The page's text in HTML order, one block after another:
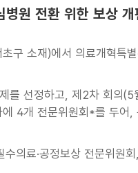
원 전환 위한 보상
소재)에서 의료개혁특별
를 선정하고, 제2차 회의(5
4개 전문위원회*를 두어,
의료·공정보상 전문위원